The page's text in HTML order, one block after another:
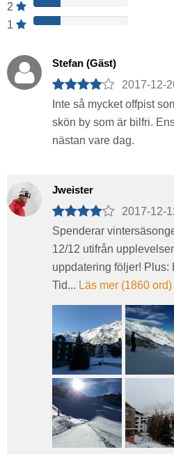
2
1
Stefan (Gäst)
2017-12-
Inte så mycket offpist
skön by som är bilfri.
nästan vare dag.
Jweister
2017-12-
Spenderar
12/12 utifrån
uppdatering följer! Plus:
Tid... Läs mer (1860 ord)